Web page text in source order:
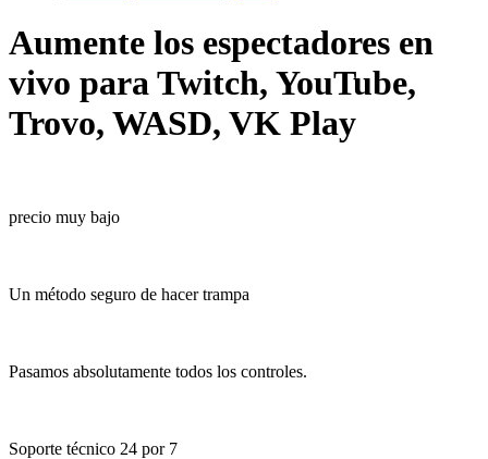
Aumente los espectadores en
vivo para Twitch, YouTube,
Trovo, WASD, VK Play
precio muy bajo
Un método seguro de hacer trampa
Pasamos absolutamente todos los controles.
Soporte técnico 24 por 7